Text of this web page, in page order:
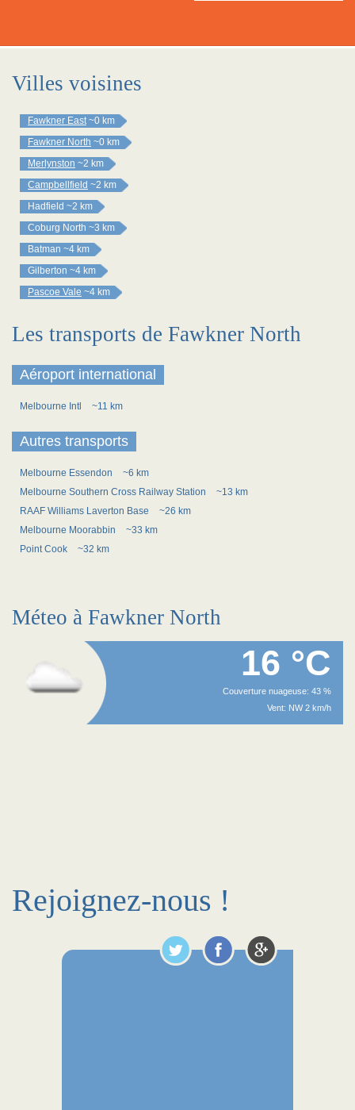
Villes voisines
Fawkner East ~0 km
Fawkner North ~0 km
Merlynston ~2 km
Campbellfield ~2 km
Hadfield ~2 km
Coburg North ~3 km
Batman ~4 km
Gilberton ~4 km
Pascoe Vale ~4 km
Les transports de Fawkner North
Aéroport international
Melbourne Intl ~11 km
Autres transports
Melbourne Essendon
~6 km
Melbourne Southern Cross Railway Station
~13 km
RAAF Williams Laverton Base
~26 km
Melbourne Moorabbin
~33 km
Point Cook
~32 km
Méteo à Fawkner North
16 °C
Couverture nuageuse: 43 %
Vent: NW 2 km/h
Rejoignez-nous !